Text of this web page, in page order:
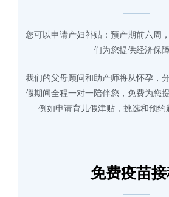
您可以申请产妇补贴：预产期前六周
们为您提供经济保障
我们的父母顾问和助产师将从怀孕，
假期间全程一对一陪伴您，免费为您
例如申请育儿假津贴，挑选和预约
免费疫苗